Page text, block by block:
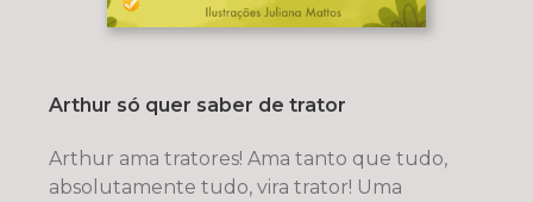
Arthur só quer saber de trator
Arthur ama tratores! Ama tanto que tudo,
absolutamente tudo, vira trator! Uma